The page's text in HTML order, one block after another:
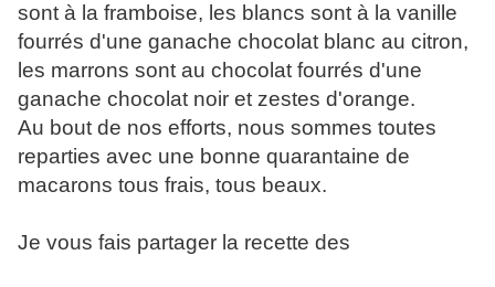
sont à la framboise, les blancs sont à la vanille
fourrés d'une ganache chocolat blanc au citron,
les marrons sont au chocolat fourrés d'une
ganache chocolat noir et zestes d'orange.
Au bout de nos efforts, nous sommes toutes
reparties avec une bonne quarantaine de
macarons tous frais, tous beaux.
Je vous fais partager la recette des